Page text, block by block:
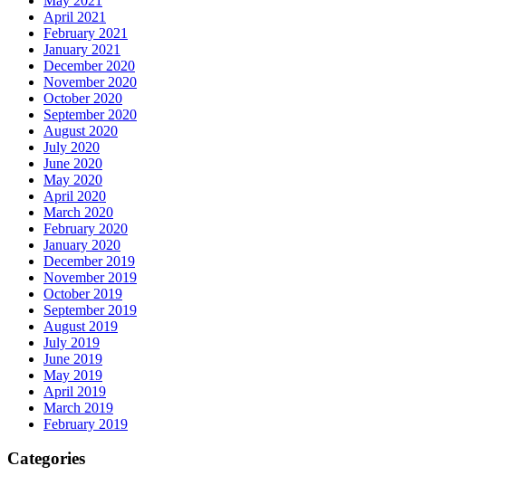
April 2021
February 2021
January 2021
December 2020
November 2020
October 2020
September 2020
August 2020
July 2020
June 2020
May 2020
April 2020
March 2020
February 2020
January 2020
December 2019
November 2019
October 2019
September 2019
August 2019
July 2019
June 2019
May 2019
April 2019
March 2019
February 2019
Categories